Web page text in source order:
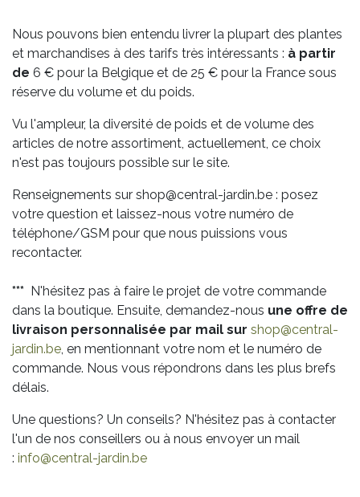
Nous pouvons bien entendu livrer la plupart des plantes
et marchandises à des tarifs très intéressants : à partir
de 6 € pour la Belgique et de 25 € pour la France sous
réserve du volume et du poids.
Vu l'ampleur, la diversité de poids et de volume des
articles de notre assortiment, actuellement, ce choix
n'est pas toujours possible sur le site.
Renseignements sur shop@central-jardin.be : posez
votre question et laissez-nous votre numéro de
téléphone/GSM pour que nous puissions vous
recontacter.
*** N'hésitez pas à faire le projet de votre commande
dans la boutique. Ensuite, demandez-nous une offre de
livraison personnalisée par mail sur shop@central-
jardin.be, en mentionnant votre nom et le numéro de
commande. Nous vous répondrons dans les plus brefs
délais.
Une questions? Un conseils? N'hésitez pas à contacter
l'un de nos conseillers ou à nous envoyer un mail
: info@central-jardin.be